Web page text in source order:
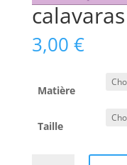
calavaras
3,00 €
Matière
Taille